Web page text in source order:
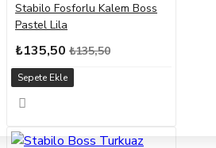
Stabilo Fosforlu Kalem Boss
Pastel Lila
₺135,50 ₺135,50
Sepete Ekle